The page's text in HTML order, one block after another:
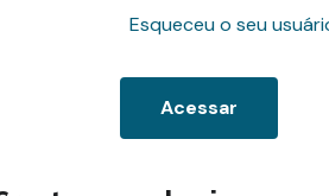
Esqueceu o seu